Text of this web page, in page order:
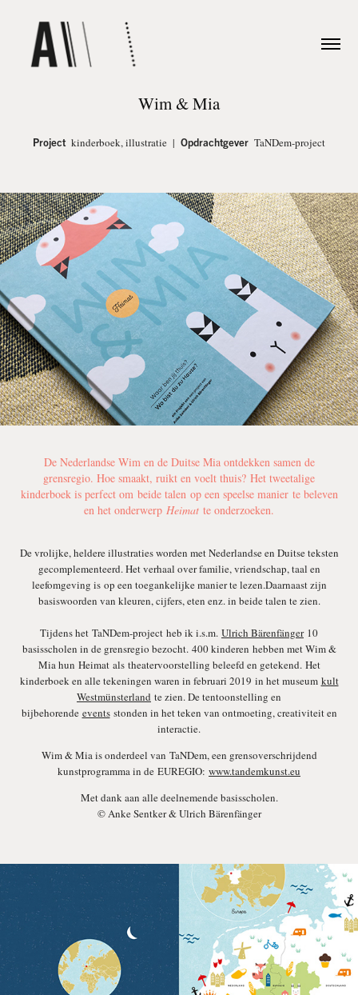
Wim & Mia
Projectkinderboek, illustratie | Opdrachtgever TaNDem-project
De Nederlandse Wim en de Duitse Mia ontdekken samen de
grensregio. Hoe smaakt, ruikt en voelt thuis? Het tweetalige
kinderboek is perfect om beide talen op een speelse manier te beleven
en het onderwerp Heimat te onderzoeken.
De vrolijke, heldere illustraties worden met Nederlandse en Duitse teksten
gecomplementeerd. Het verhaal over familie, vriendschap, taal en
leefomgeving is op een toegankelijke manier te lezen.Daarnaast zijn
basiswoorden van kleuren, cijfers, eten enz. in beide talen te zien.
Tijdens het TaNDem-project heb ik i.s.m. Ulrich Bärenfänger10
basisscholen in de grensregio bezocht. 400 kinderen hebben met Wim &
Mia hun Heimat als theatervoorstelling beleefd en getekend. Het
kinderboek en alle tekeningen waren in februari 2019 in het museum kult
Westmünsterland te zien. De tentoonstelling en
bijbehorende eventsstonden in het teken van ontmoeting, creativiteit en
interactie.
Wim & Mia is onderdeel van TaNDem, een grensoverschrijdend
kunstprogramma in de EUREGIO: www.tandemkunst.eu
Met dank aan alle deelnemende basisscholen.
© Anke Sentker & Ulrich Bärenfänger